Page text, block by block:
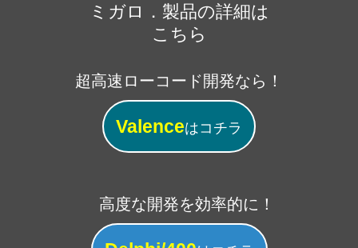
ミガロ．製品の詳細は
こちら
超高速ローコード開発なら！
Valenceはコチラ
高度な開発を効率的に！